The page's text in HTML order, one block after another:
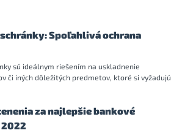
Spoľahlivá ochrana
sú ideálnym riešením na uskladnenie
či iných dôležitých predmetov, ktoré si vyžadujú
za najlepšie bankové